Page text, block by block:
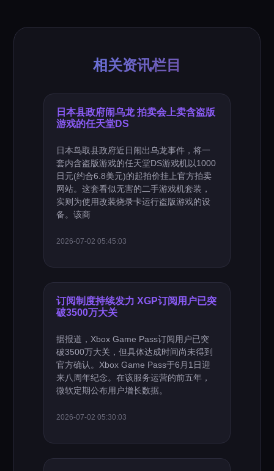
相关资讯栏目
日本县政府闹乌龙 拍卖会上卖含盗版
游戏的任天堂DS
日本鸟取县政府近日闹出乌龙事件，将一
套内含盗版游戏的任天堂DS游戏机以1000
日元(约合6.8美元)的起拍价挂上官方拍卖
网站。这套看似无害的二手游戏机套装，
实则为使用改装烧录卡运行盗版游戏的设
备。该商
2026-07-02 05:45:03
订阅制度持续发力 XGP订阅用户已突
破3500万大关
据报道，Xbox Game Pass订阅用户已突
破3500万大关，但具体达成时间尚未得到
官方确认。Xbox Game Pass于6月1日迎
来八周年纪念。在该服务运营的前五年，
微软定期公布用户增长数据。
2026-07-02 05:30:03